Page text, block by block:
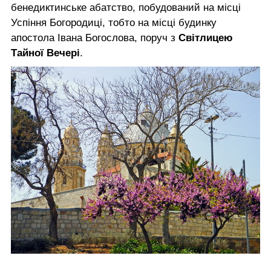
бенедиктинське абатство, побудований на місці
Успіння Богородиці, тобто на місці будинку
апостола Івана Богослова, поруч з Світлицею
Тайної Вечері.